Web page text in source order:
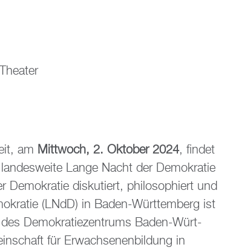
am Mitt­woch, 2. Ok­to­ber 2024, fin­det
Lange Nacht der De­mo­kra­tie
De­mo­kra­tie dis­ku­tiert, phi­lo­so­phiert und
(LNdD) in Baden-Würt­tem­berg ist
De­mo­kra­tie­zen­trums Baden-Würt­
für Er­wach­se­nen­bil­dung in